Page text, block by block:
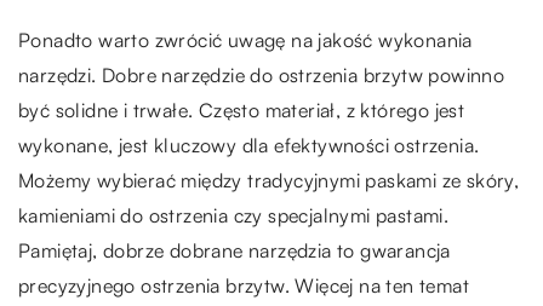
Ponadto warto zwrócić uwagę na jakość wykonania
narzędzi. Dobre narzędzie do ostrzenia brzytw powinno
być solidne i trwałe. Często materiał, z którego jest
wykonane, jest kluczowy dla efektywności ostrzenia.
Możemy wybierać między tradycyjnymi paskami ze skóry,
kamieniami do ostrzenia czy specjalnymi pastami.
Pamiętaj, dobrze dobrane narzędzia to gwarancja
precyzyjnego ostrzenia brzytw.Więcej na ten temat